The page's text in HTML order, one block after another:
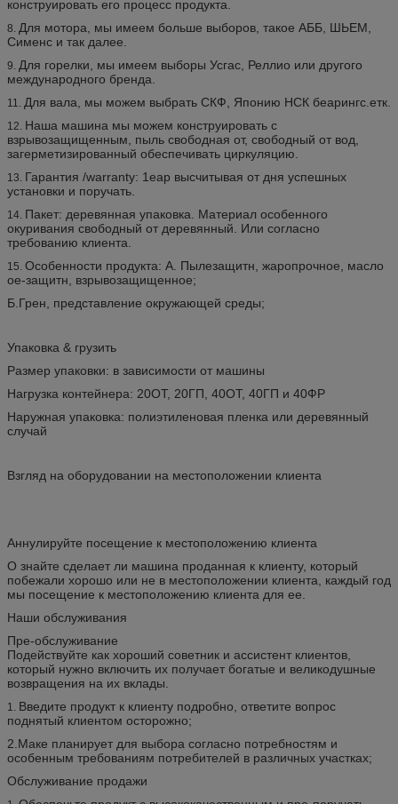
конструировать его процесс продукта.
8. Для мотора, мы имеем больше выборов, такое АББ, ШЬЕМ,
Сименс и так далее.
9. Для горелки, мы имеем выборы Усгас, Реллио или другого
международного бренда.
11. Для вала, мы можем выбрать СКФ, Японию НСК беарингс.етк.
12. Наша машина мы можем конструировать с
взрывозащищенным, пыль свободная от, свободный от вод,
загерметизированный обеспечивать циркуляцию.
13. Гарантия /warranty: 1еар высчитывая от дня успешных
установки и поручать.
14. Пакет: деревянная упаковка. Материал особенного
окуривания свободный от деревянный. Или согласно
требованию клиента.
15. Особенности продукта: А. Пылезащитн, жаропрочное, масло
ое-защитн, взрывозащищенное;
Б.Грен, представление окружающей среды;
Упаковка & грузить
Размер упаковки: в зависимости от машины
Нагрузка контейнера: 20ОТ, 20ГП, 40ОТ, 40ГП и 40ФР
Наружная упаковка: полиэтиленовая пленка или деревянный
случай
Взгляд на оборудовании на местоположении клиента
Аннулируйте посещение к местоположению клиента
О знайте сделает ли машина проданная к клиенту, который
побежали хорошо или не в местоположении клиента, каждый год
мы посещение к местоположению клиента для ее.
Наши обслуживания
Пре-обслуживание
Подействуйте как хороший советник и ассистент клиентов,
который нужно включить их получает богатые и великодушные
возвращения на их вклады.
1. Введите продукт к клиенту подробно, ответите вопрос
поднятый клиентом осторожно;
2.Маке планирует для выбора согласно потребностям и
особенным требованиям потребителей в различных участках;
Обслуживание продажи